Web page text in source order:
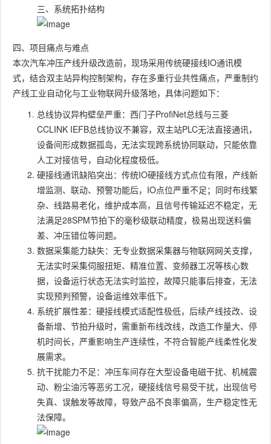
三、系统拓扑结构
四、项目痛点与难点
本次汽车冲压产线升级改造前，现场采用传统硬接线IO通讯模
式，结合双主站异构控制架构，存在多重行业共性痛点，严重制约
产线工业自动化与工业物联网升级落地，具体问题如下：
总线协议异构壁垒严重：西门子ProfiNet总线与三菱
CCLINK IEFB总线协议不兼容，双主站PLC无法直接通讯，
设备间形成数据孤岛，无法实现跨系统协同联动，只能依靠
人工对接信号，自动化程度极低。
硬接线通讯缺陷突出：传统IO硬接线方式点位有限，产线新
增监测、联动、预警功能后，IO点位严重不足；同时布线繁
杂、线路易老化，维护成本高，且信号传输延迟不稳定，无
法满足28SPM节拍下的毫秒级联动精度，极易出现送料偏
差、冲压错位等问题。
数据采集能力缺失：无专业数据采集器与物联网网关支撑，
无法实时采集伺服扭矩、精准位置、变频器工况等核心数
据，设备运行状态无法实时监控，故障只能事后排查，无法
实现预判预警，设备运维效率低下。
系统扩展性差：硬接线模式适配性极低，后续产线技改、设
备新增、节拍升级时，需重新布线改线，改造工作量大、停
机时间长，严重影响生产连续性，不符合智能产线柔性化发
展需求。
抗干扰能力不足：冲压车间存在大型设备电磁干扰、机械震
动、粉尘油污等恶劣工况，硬接线信号易受干扰，出现信号
失真、误触发等故障，导致产品不良率偏高，生产稳定性无
法保障。